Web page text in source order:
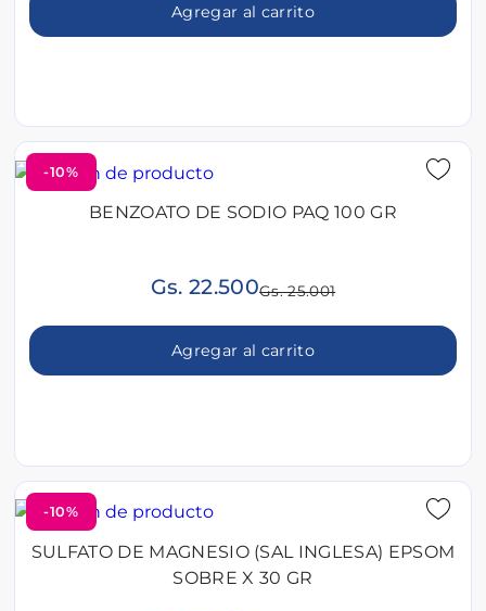
Agregar al carrito
-10%
BENZOATO DE SODIO PAQ 100 GR
Gs. 22.500Gs. 25.001
Agregar al carrito
-10%
SULFATO DE MAGNESIO (SAL INGLESA) EPSOM
SOBRE X 30 GR